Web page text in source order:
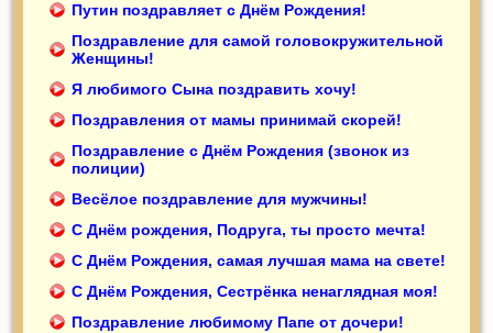
Путин поздравляет с Днём Рождения!
Поздравление для самой головокружительной
Женщины!
Я любимого Сына поздравить хочу!
Поздравления от мамы принимай скорей!
Поздравление с Днём Рождения (звонок из
полиции)
Весёлое поздравление для мужчины!
С Днём рождения, Подруга, ты просто мечта!
С Днём Рождения, самая лучшая мама на свете!
С Днём Рождения, Сестрёнка ненаглядная моя!
Поздравление любимому Папе от дочери!